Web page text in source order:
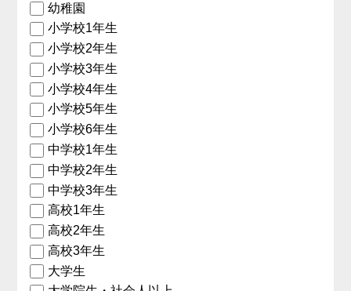
幼稚園
小学校1年生
小学校2年生
小学校3年生
小学校4年生
小学校5年生
小学校6年生
中学校1年生
中学校2年生
中学校3年生
高校1年生
高校2年生
高校3年生
大学生